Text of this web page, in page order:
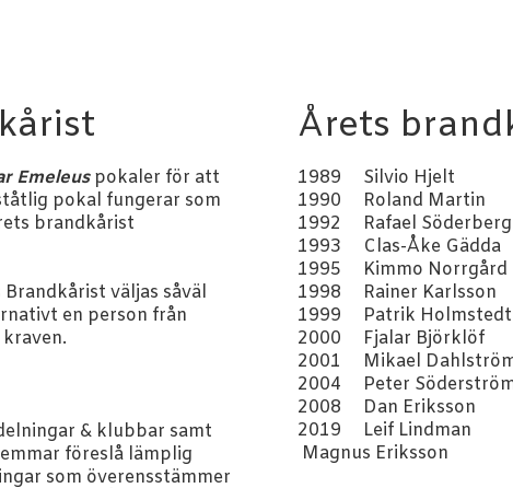
Emeleuspokaler för att
pokal fungerar som
brandkårist
väljas såväl
en person från
& klubbar samt
föreslå lämplig
som överensstämmer
Årets
1989 Silvio Hjelt
1990 Roland Martin
1992 Rafael Söderberg
1993 Clas-Åke Gädda
1995 Kimmo Norrgård
1998 Rainer Karlsson
1999 Patrik Holmstedt
2000 Fjalar Björklöf
2001 Mikael
2004 Peter
2008 Dan Eriksson
2019
Magnus Eriksson